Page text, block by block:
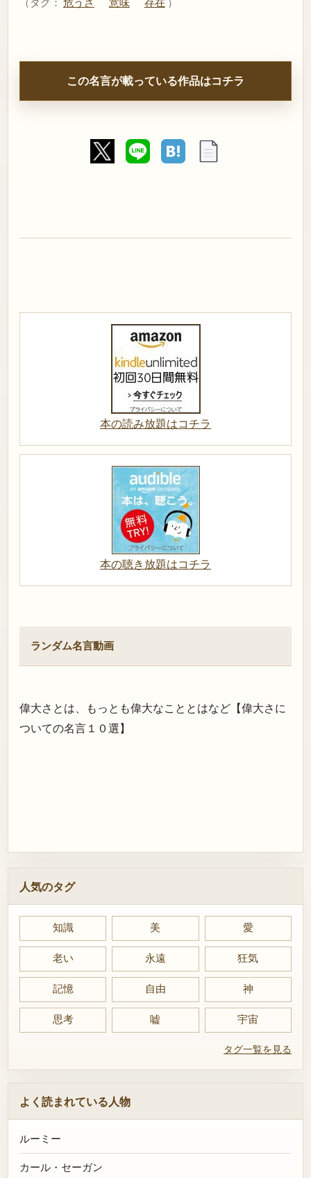
（タグ： 危うさ 意味 存在 ）
この名言が載っている作品はコチラ
本の読み放題はコチラ
本の聴き放題はコチラ
ランダム名言動画
偉大さとは、もっとも偉大なこととはなど【偉大さに
ついての名言１０選】
人気のタグ
知識 美 愛
老い 永遠 狂気
記憶 自由 神
思考 嘘 宇宙
タグ一覧を見る
よく読まれている人物
ルーミー
カール・セーガン